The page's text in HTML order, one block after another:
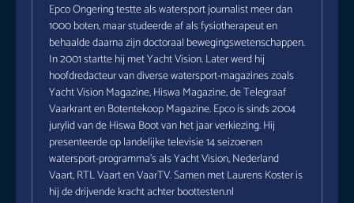
Epco Ongering testte als watersport journalist meer dan
1000 boten, maar studeerde af als fysiotherapeut en
behaalde daarna zijn doctoraal bewegingswetenschappen.
In 2001 startte hij met Yacht Vision. Later werd hij
hoofdredacteur van diverse watersport-magazines zoals
Yacht Vision Magazine, Hiswa Magazine, de Telegraaf
Vaarkrant en Botentekoop Magazine. Epco is sinds 2004
jurylid van de Hiswa Boot van het jaar verkiezing. Hij
presenteerde op landelijke televisie 14 seizoenen
watersport-programma's als Yacht Vision, Nederland
Vaart, RTL Vaart en VaarTV. Samen met Laurens Koster is
hij de drijvende kracht achter boottesten.nl